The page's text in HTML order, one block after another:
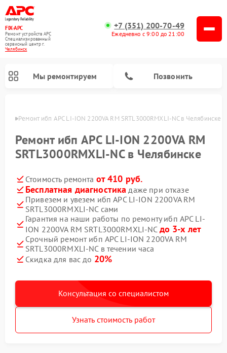
FIX-APC
Ремонт устройств APC
Специализированный
cервисный центр г.
Челябинск
+7 (351) 200-70-49
Ежедневно с 9:00 до 21:00
Мы ремонтируем Позвонить
Ремонт ибп APC LI-ION 2200VA RM SRTL3000RMXLI-NC в Челябинске
Ремонт ибп APC LI-ION 2200VA RM
SRTL3000RMXLI-NC в Челябинске
Стоимость ремонта от 410 руб.
Бесплатная диагностика даже при отказе
Привезем и увезем ибп APC LI-ION 2200VA RM
SRTL3000RMXLI-NC сами
Гарантия на наши работы по ремонту ибп APC LI-
ION 2200VA RM SRTL3000RMXLI-NC до 3-х лет
Срочный ремонт ибп APC LI-ION 2200VA RM
SRTL3000RMXLI-NC в течении часа
Скидка для вас до 20%
Консультация со специалистом
Узнать стоимость работ